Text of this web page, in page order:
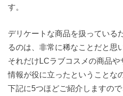
す。
デリケートな商品を扱っている
るのは、非常に稀なことだと思
それだけLCラブコスメの商品
情報が役に立ったということな
下記に5つほどご紹介しますので